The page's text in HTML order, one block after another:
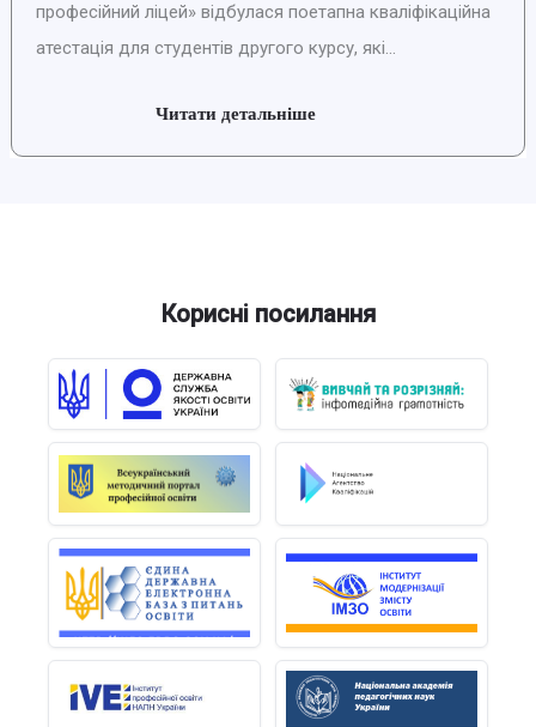
професійний ліцей» відбулася поетапна кваліфікаційна
атестація для студентів другого курсу, які...
Читати детальніше
Корисні посилання